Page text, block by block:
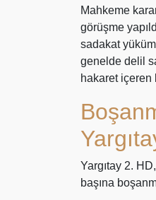
Mahkeme
görüşme
sadakat
genelde delil
hakaret içeren
Yargıtay 2.
başına